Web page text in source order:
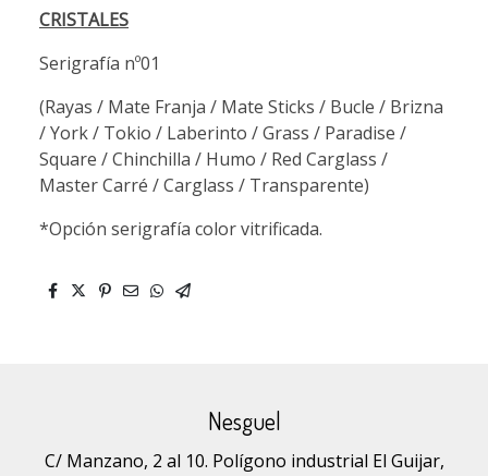
CRISTALES
Serigrafía nº01
(Rayas / Mate Franja / Mate Sticks / Bucle / Brizna
/ York / Tokio / Laberinto / Grass / Paradise /
Square / Chinchilla / Humo / Red Carglass /
Master Carré / Carglass / Transparente)
*Opción serigrafía color vitrificada.
Nesguel
C/ Manzano, 2 al 10. Polígono industrial El Guijar,